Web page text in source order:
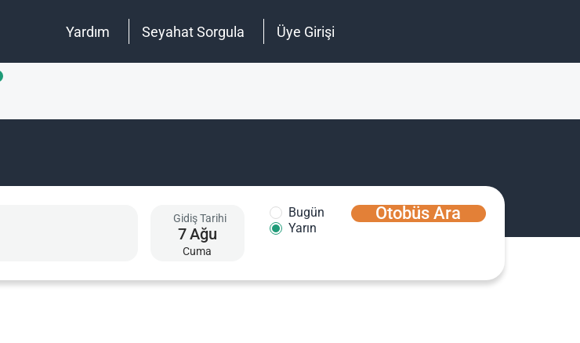
Yardım Seyahat Sorgula Üye Girişi
Gidiş Tarihi
7Ağu
Cuma
Bugün
Yarın
Otobüs Ara